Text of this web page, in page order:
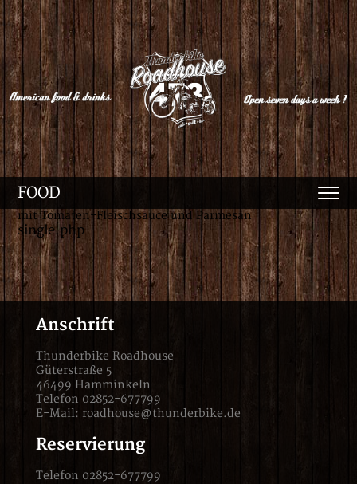
FOOD
mit Tomaten-Fleischsauce und Parmesan
single.php
Anschrift
Thunderbike Roadhouse
Güterstraße 5
46499 Hamminkeln
Telefon 02852-677799
E-Mail: roadhouse@thunderbike.de
Reservierung
Telefon 02852-677799